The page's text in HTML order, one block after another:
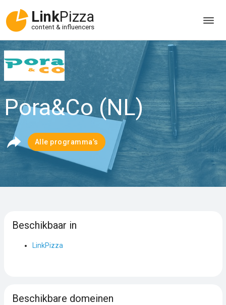
LinkPizza
content & influencers
Pora&Co (NL)
Alle programma’s
Beschikbaar in
LinkPizza
Beschikbare domeinen